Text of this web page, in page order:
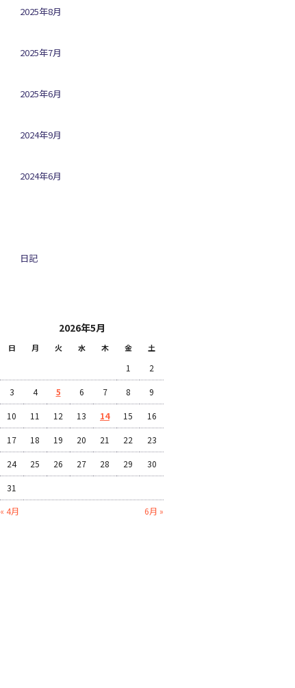
2025年8月
2025年7月
2025年6月
2024年9月
2024年6月
日記
2026年5月
日 月 火 水 木 金 土
« 4月 6月 »
1 2
3 4 5 6 7 8 9
10 11 12 13 14 15 16
17 18 19 20 21 22 23
24 25 26 27 28 29 30
31